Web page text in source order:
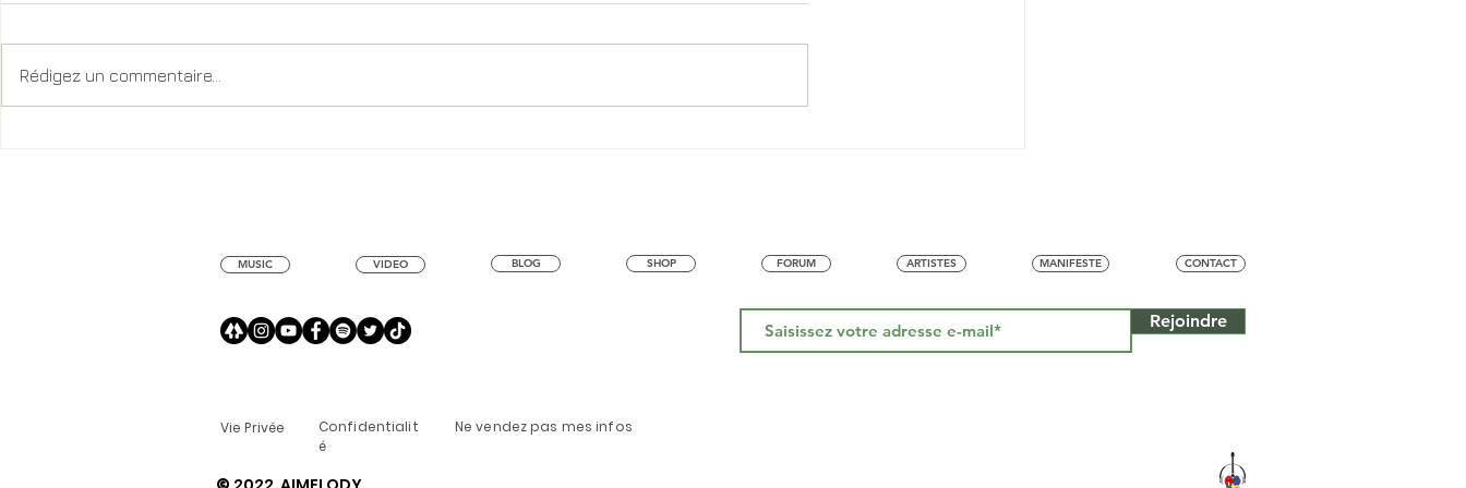
Rédigez un commentaire...
MUSIC VIDEO BLOG SHOP
Vie Privée
Confidentialit
é
Ne vendez pas mes infos
©
FORUM ARTISTES MANIFESTE CONTACT
Rejoindre